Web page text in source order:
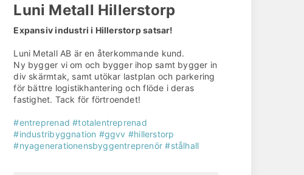
Luni Metall Hillerstorp
Expansiv industri i Hillerstorp satsar!
Luni Metall AB är en återkommande kund.
Ny bygger vi om och bygger ihop samt bygger in
div skärmtak, samt utökar lastplan och parkering
för bättre logistikhantering och flöde i deras
fastighet. Tack för förtroendet!
#entreprenad #totalentreprenad
#industribyggnation #ggvv #hillerstorp
#nyagenerationensbyggentreprenör #stålhall